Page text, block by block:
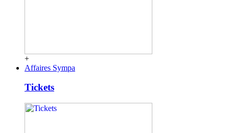
+
Affaires Sympa
Tickets